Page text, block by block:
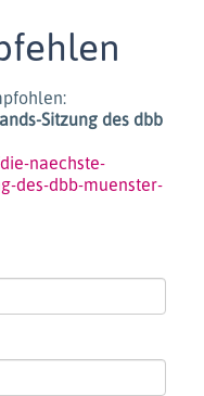
Sitzung des dbb
naechste-
des-dbb-muenster-